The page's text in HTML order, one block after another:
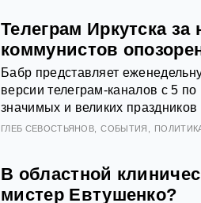
Телеграм Иркутска
коммунистов
Бабр представляет
версии телеграм-каналов с 5
значимых и великих
ГЛЕБ СЕВОСТЬЯНОВ СОБЫТИЯ
В областной
мистер Евтушенко?